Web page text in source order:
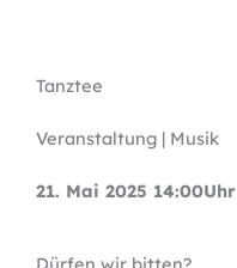
Tanztee
Veranstaltung | Musik
21. Mai 2025 14:00Uhr
Dürfen wir bitten?